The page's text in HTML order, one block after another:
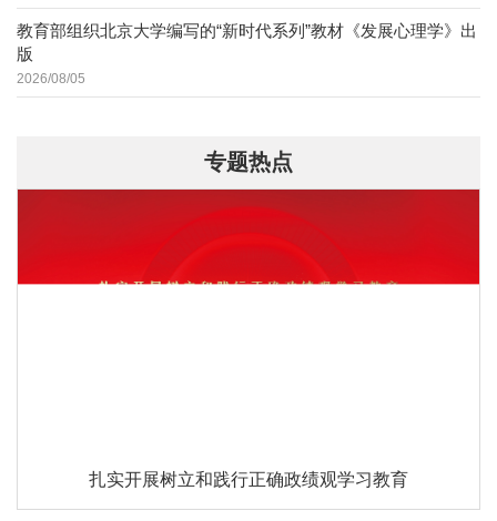
教育部组织北京大学编写的“新时代系列”教材《发展心理学》出
版
2026/08/05
专题热点
扎实开展树立和践行正确政绩观学习教育